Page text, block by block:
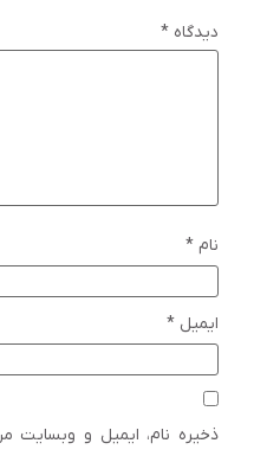
دیدگاه *
نام *
ایمیل *
ذخیره نام، ایمیل و وبسایت